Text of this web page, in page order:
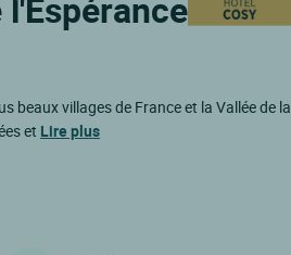
beaux villages de France et la Vallée de la
et Lire plus